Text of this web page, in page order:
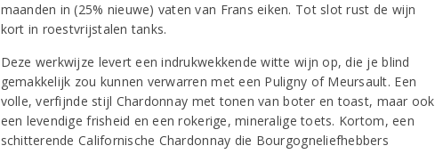
maanden in (25% nieuwe) vaten van Frans eiken. Tot slot rust de wijn
kort in roestvrijstalen tanks.
Deze werkwijze levert een indrukwekkende witte wijn op, die je blind
gemakkelijk zou kunnen verwarren met een Puligny of Meursault. Een
volle, verfijnde stijl Chardonnay met tonen van boter en toast, maar ook
een levendige frisheid en een rokerige, mineralige toets. Kortom, een
schitterende Californische Chardonnay die Bourgogneliefhebbers